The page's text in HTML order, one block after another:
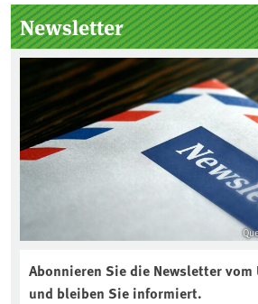
Seitenleiste
Newsletter
Abonnieren Sie die Newsletter
und bleiben Sie informiert.